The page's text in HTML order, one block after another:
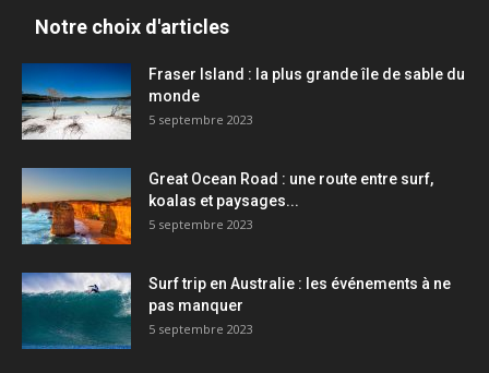
Notre choix d'articles
Fraser Island : la plus grande île de sable du
monde
5 septembre 2023
Great Ocean Road : une route entre surf,
koalas et paysages...
5 septembre 2023
Surf trip en Australie : les événements à ne
pas manquer
5 septembre 2023